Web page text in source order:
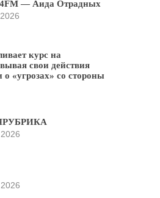
— Аида Отрадных
курс на
свои действия
«угрозах» со стороны